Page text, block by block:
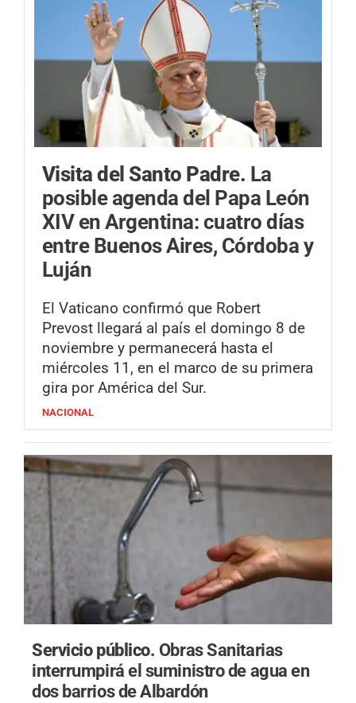
Visita del Santo Padre. La
posible agenda del Papa León
XIV en Argentina: cuatro días
entre Buenos Aires, Córdoba y
Luján
El Vaticano confirmó que Robert
Prevost llegará al país el domingo 8 de
noviembre y permanecerá hasta el
miércoles 11, en el marco de su primera
gira por América del Sur.
NACIONAL
Servicio público. Obras Sanitarias
interrumpirá el suministro de agua en
dos barrios de Albardón